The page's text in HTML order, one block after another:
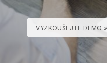
VYZKOUŠEJTE DEMO »